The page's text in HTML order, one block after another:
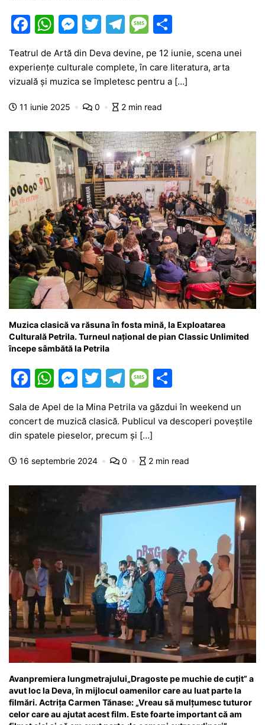
F
c
e
b
o
k
W
at
s
A
p
M
e
s
s
e
g
er
T
itt
er
T
el
e
gr
a
M
s
s
a
g
e
ar
ta
je
ă
Teatrul de Artă din Deva devine, pe 12 iunie, scena unei
experiențe culturale complete, în care literatura, arta
vizuală și muzica se împletesc pentru a […]
11 iunie 2025 0 2 min read
Muzica clasică va răsuna în fosta mină, la Exploatarea
Culturală Petrila. Turneul național de pian Classic Unlimited
începe sâmbătă la Petrila
F
c
e
b
o
o
W
at
s
A
p
p
M
s
s
e
g
er
T
itt
er
T
el
e
gr
a
m
M
s
s
a
e
ar
ta
a
z
ă
Sala de Apel de la Mina Petrila va găzdui în weekend un
concert de muzică clasică. Publicul va descoperi poveștile
din spatele pieselor, precum și […]
16 septembrie 2024 0 2 min read
Avanpremiera lungmetrajului„Dragoste pe muchie de cuțit” a
avut loc la Deva, în mijlocul oamenilor care au luat parte la
filmări. Actrița Carmen Tănase: „Vreau să mulțumesc tuturor
celor care au ajutat acest film. Este foarte important că am